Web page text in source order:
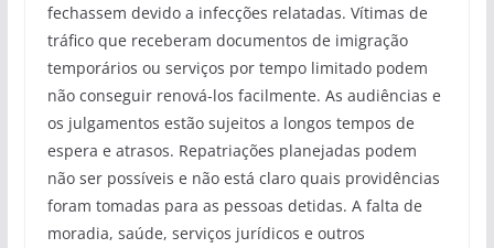
fechassem devido a infecções relatadas. Vítimas de
tráfico que receberam documentos de imigração
temporários ou serviços por tempo limitado podem
não conseguir renová-los facilmente. As audiências e
os julgamentos estão sujeitos a longos tempos de
espera e atrasos. Repatriações planejadas podem
não ser possíveis e não está claro quais providências
foram tomadas para as pessoas detidas. A falta de
moradia, saúde, serviços jurídicos e outros